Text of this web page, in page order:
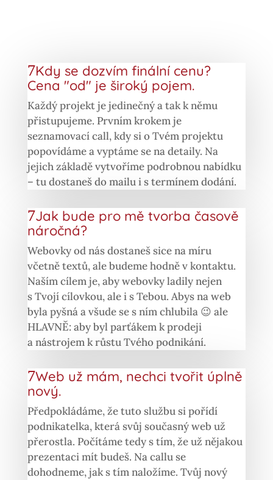
Kdy se dozvím finální cenu?
Cena "od" je široký pojem.
Každý projekt je jedinečný a tak k němu
přistupujeme. Prvním krokem je
seznamovací call, kdy si o Tvém projektu
popovídáme a vyptáme se na detaily. Na
jejich základě vytvoříme podrobnou nabídku
– tu dostaneš do mailu i s termínem dodání.
Jak bude pro mě tvorba časově
náročná?
Webovky od nás dostaneš sice na míru
včetně textů, ale budeme hodně v kontaktu.
Naším cílem je, aby webovky ladily nejen
s Tvojí cílovkou, ale i s Tebou. Abys na web
byla pyšná a všude se s ním chlubila 😉 ale
HLAVNĚ: aby byl parťákem k prodeji
a nástrojem k růstu Tvého podnikání.
Web už mám, nechci tvořit úplně
nový.
Předpokládáme, že tuto službu si pořídí
podnikatelka, která svůj současný web už
přerostla. Počítáme tedy s tím, že už nějakou
prezentaci mít budeš. Na callu se
dohodneme, jak s tím naložíme. Tvůj nový